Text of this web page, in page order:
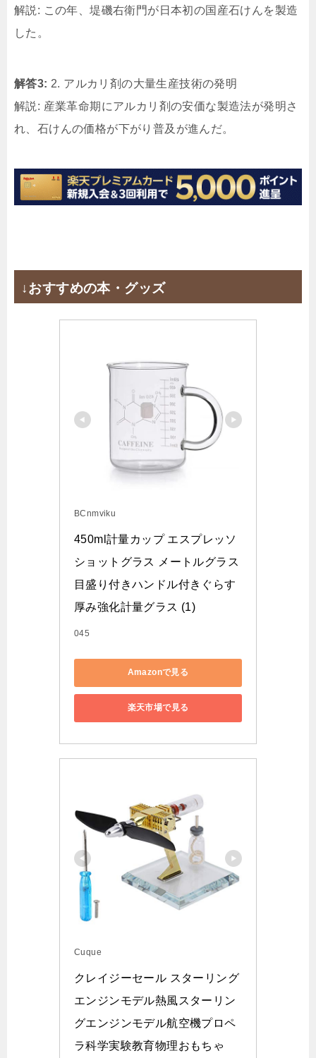
解説: この年、堤磯右衛門が日本初の国産石けんを製造
した。
解答3: 2. アルカリ剤の大量生産技術の発明
解説: 産業革命期にアルカリ剤の安価な製造法が発明さ
れ、石けんの価格が下がり普及が進んだ。
↓おすすめの本・グッズ
BCnmviku
450ml計量カップ エスプレッソ
ショットグラス メートルグラス
目盛り付きハンドル付きぐらす
厚み強化計量グラス (1)
045
Amazonで見る
楽天市場で見る
Cuque
クレイジーセール スターリング
エンジンモデル熱風スターリン
グエンジンモデル航空機プロペ
ラ科学実験教育物理おもちゃ